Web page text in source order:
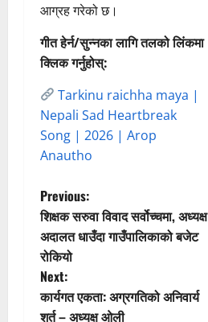
आग्रह गरेको छ।
गीत हेर्न/सुन्नका लागि तलको लिंकमा
क्लिक गर्नुहोस्:
Tarkinu raichha maya |
Nepali Sad Heartbreak
Song | 2026 | Arop
Anautho
P
o
s
t
Previous:
शिक्षक सरुवा विवाद सर्वोच्चमा, अध्यक्ष
अदालत धाउँदा गाउँपालिकाको बजेट
रोकियो
Next:
कार्यगत एकता: अग्रगतिको अनिवार्य
शर्त – अध्यक्ष ओली